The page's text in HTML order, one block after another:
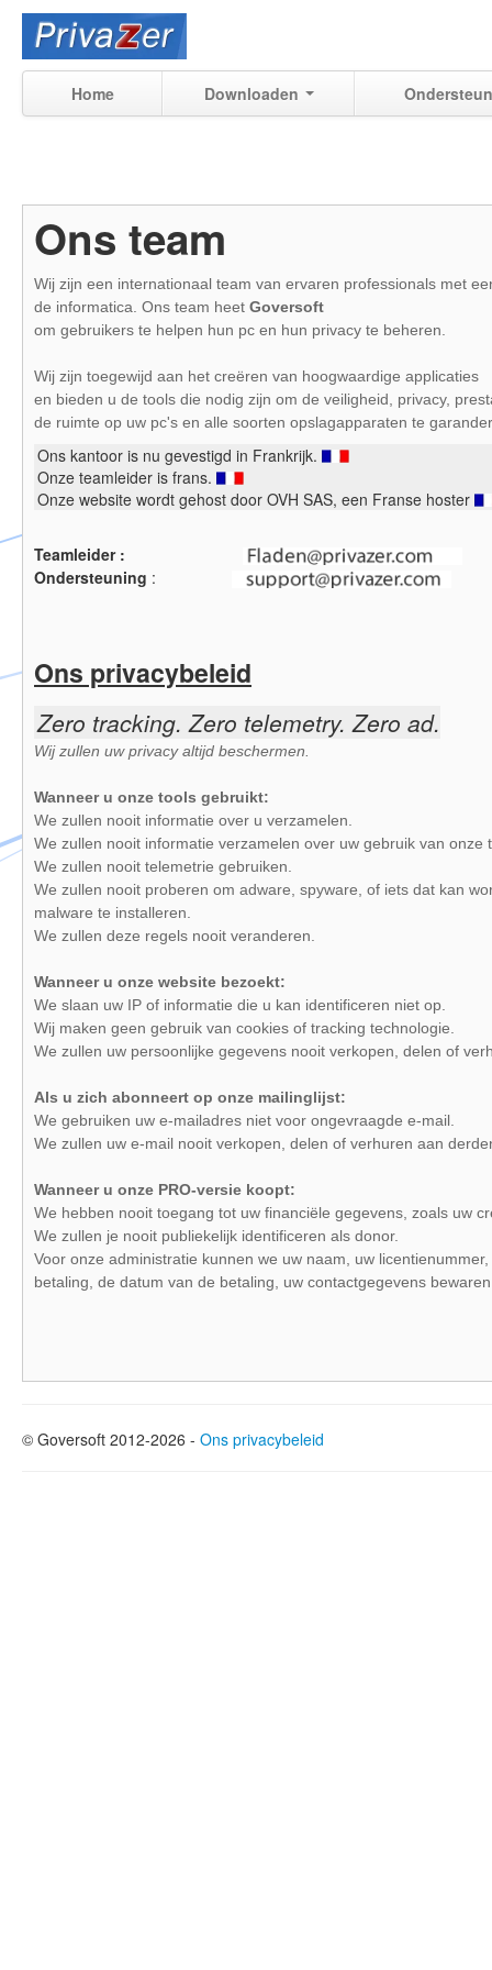
Home Downloaden
Ons team
Wij zijn een internationaal team van ervaren professionals met
de informatica. Ons team heet Goversoft
om gebruikers te helpen hun pc en hun privacy te beheren.
Wij zijn toegewijd aan het creëren van hoogwaardige applicaties
en bieden u de tools die nodig zijn om de veiligheid, privacy,
de ruimte op uw pc's en alle soorten opslagapparaten te
Ons kantoor is nu gevestigd in Frankrijk.
Onze teamleider is frans.
Onze website wordt gehost door OVH SAS, een Franse hoster
Teamleider :
Ondersteuning :
Ons privacybeleid
Zero tracking. Zero telemetry. Zero ad.
Wij zullen uw privacy altijd beschermen.
Wanneer u onze tools gebruikt:
We zullen nooit informatie over u verzamelen.
We zullen nooit informatie verzamelen over uw gebruik van onze
We zullen nooit telemetrie gebruiken.
We zullen nooit proberen om adware, spyware, of iets dat kan
malware te installeren.
We zullen deze regels nooit veranderen.
Wanneer u onze website bezoekt:
We slaan uw IP of informatie die u kan identificeren niet op.
Wij maken geen gebruik van cookies of tracking technologie.
We zullen uw persoonlijke gegevens nooit verkopen, delen of
Als u zich abonneert op onze mailinglijst:
We gebruiken uw e-mailadres niet voor ongevraagde e-mail.
We zullen uw e-mail nooit verkopen, delen of verhuren aan
Wanneer u onze PRO-versie koopt:
We hebben nooit toegang tot uw financiële gegevens, zoals uw
We zullen je nooit publiekelijk identificeren als donor.
Voor onze administratie kunnen we uw naam, uw
betaling, de datum van de betaling, uw contactgegevens
© Goversoft 2012-2026 - Ons privacybeleid